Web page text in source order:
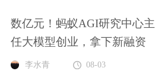
数亿元！蚂蚁AGI研究中心主
任大模型创业，拿下新融资
李水青 08-03